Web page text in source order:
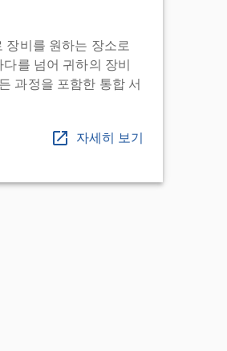
장비를 원하는 장소로
를 넘어 귀하의 장비
과정을 포함한 통합 서
자세히 보기